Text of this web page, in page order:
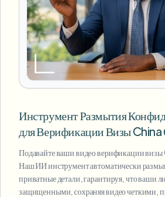
Инструмент Размытия
для Верификации Визы
Подавайте ваши видео верификации визы
Наш ИИ инструмент автоматически
приватные детали, гарантируя, что ваши
защищенными, сохраняя видео четкими,